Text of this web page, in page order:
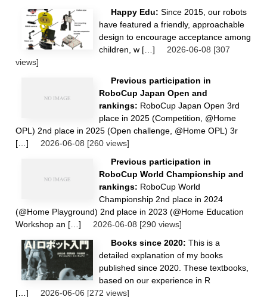
Happy Edu: Since 2015, our robots
have featured a friendly, approachable
design to encourage acceptance among
children, w […]
2026-06-08 [307
views]
Previous participation in
RoboCup Japan Open and
rankings: RoboCup Japan Open 3rd
place in 2025 (Competition, @Home
OPL) 2nd place in 2025 (Open challenge, @Home OPL) 3r
[…]
2026-06-08 [260 views]
Previous participation in
RoboCup World Championship and
rankings: RoboCup World
Championship 2nd place in 2024
(@Home Playground) 2nd place in 2023 (@Home Education
Workshop an […]
2026-06-08 [290 views]
Books since 2020: This is a
detailed explanation of my books
published since 2020. These textbooks,
based on our experience in R
[…]
2026-06-06 [272 views]